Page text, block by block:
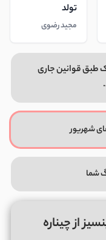
تولد
مجید رضوی
طبق قوانین جاری
شهریور
شما
از چیناره